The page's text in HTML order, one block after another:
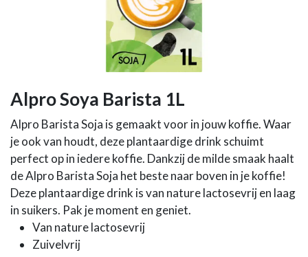
Alpro Soya Barista 1L
Alpro Barista Soja is gemaakt voor in jouw koffie. Waar
je ook van houdt, deze plantaardige drink schuimt
perfect op in iedere koffie. Dankzij de milde smaak haalt
de Alpro Barista Soja het beste naar boven in je koffie!
Deze plantaardige drink is van nature lactosevrij en laag
in suikers. Pak je moment en geniet.
Van nature lactosevrij
Zuivelvrij